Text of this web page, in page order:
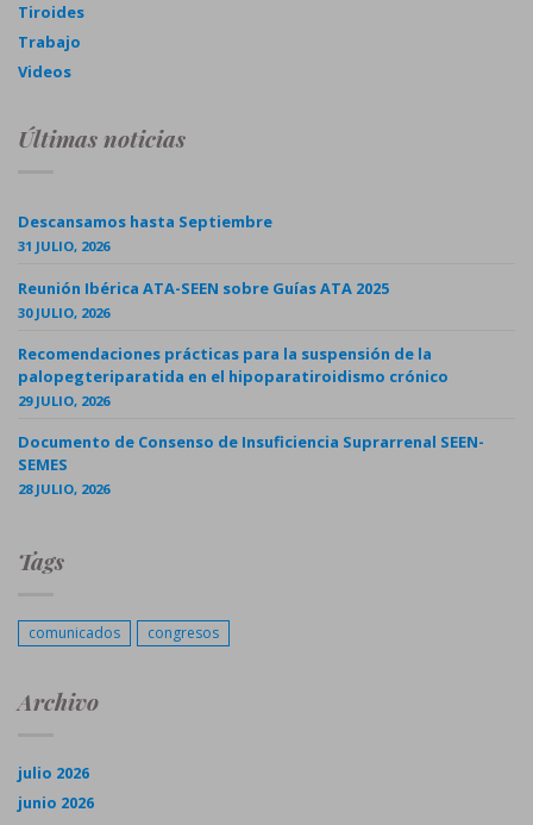
Tiroides
Trabajo
Videos
Últimas noticias
Descansamos hasta Septiembre
31 JULIO, 2026
Reunión Ibérica ATA-SEEN sobre Guías ATA 2025
30 JULIO, 2026
Recomendaciones prácticas para la suspensión de la
palopegteriparatida en el hipoparatiroidismo crónico
29 JULIO, 2026
Documento de Consenso de Insuficiencia Suprarrenal SEEN-
SEMES
28 JULIO, 2026
Tags
comunicados congresos
Archivo
julio 2026
junio 2026